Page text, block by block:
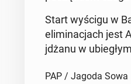
Start wyścigu w
elim­i­nac­jach jest
jdżanu w
PAP / Jagoda Sowa